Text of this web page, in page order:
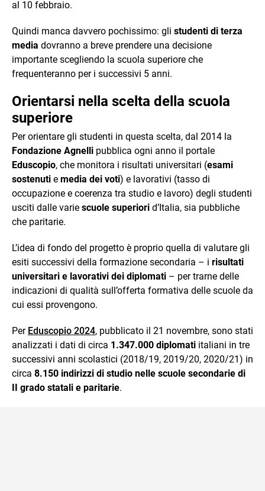
al 10 febbraio.
Quindi manca davvero pochissimo: gli studenti di terza
media dovranno a breve prendere una decisione
importante scegliendo la scuola superiore che
frequenteranno per i successivi 5 anni.
Orientarsi nella scelta della scuola
superiore
Per orientare gli studenti in questa scelta, dal 2014 la
Fondazione Agnelli pubblica ogni anno il portale
Eduscopio, che monitora i risultati universitari (esami
sostenuti e media dei voti) e lavorativi (tasso di
occupazione e coerenza tra studio e lavoro) degli studenti
usciti dalle varie scuole superiori d’Italia, sia pubbliche
che paritarie.
L’idea di fondo del progetto è proprio quella di valutare gli
esiti successivi della formazione secondaria – i risultati
universitari e lavorativi dei diplomati – per trarne delle
indicazioni di qualità sull’offerta formativa delle scuole da
cui essi provengono.
Per Eduscopio 2024, pubblicato il 21 novembre, sono stati
analizzati i dati di circa 1.347.000 diplomati italiani in tre
successivi anni scolastici (2018/19, 2019/20, 2020/21) in
circa 8.150 indirizzi di studio nelle scuole secondarie di
II grado statali e paritarie.